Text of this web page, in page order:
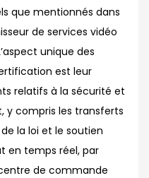
que mentionnés dans
de services vidéo
unique des
est leur
relatifs à la sécurité et
y compris les transferts
la loi et le soutien
en temps réel, par
de commande